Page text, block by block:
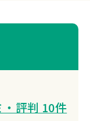
・評判 10件